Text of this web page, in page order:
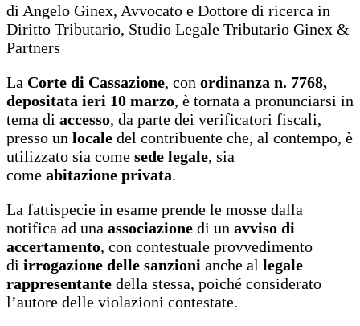
di Angelo Ginex, Avvocato e Dottore di ricerca in
Diritto Tributario, Studio Legale Tributario Ginex &
Partners
La Corte di Cassazione, con ordinanza n. 7768,
depositata ieri 10 marzo, è tornata a pronunciarsi in
tema di accesso, da parte dei verificatori fiscali,
presso un locale del contribuente che, al contempo, è
utilizzato sia come sede legale, sia
come abitazione privata.
La fattispecie in esame prende le mosse dalla
notifica ad una associazione di un avviso di
accertamento, con contestuale provvedimento
di irrogazione delle sanzioni anche al legale
rappresentante della stessa, poiché considerato
l’autore delle violazioni contestate.